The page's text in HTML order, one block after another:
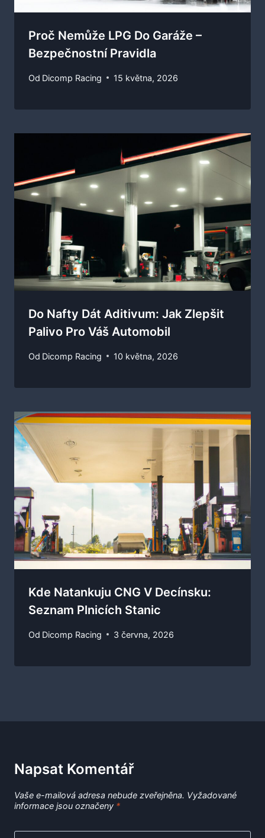
Proč Nemůže LPG Do Garáže –
Bezpečnostní Pravidla
Od Dicomp Racing 15 května, 2026
Do Nafty Dát Aditivum: Jak Zlepšit
Palivo Pro Váš Automobil
Od Dicomp Racing 10 května, 2026
Kde Natankuju CNG V Decínsku:
Seznam Plnicích Stanic
Od Dicomp Racing 3 června, 2026
Napsat Komentář
Vaše e-mailová adresa nebude zveřejněna. Vyžadované
informace jsou označeny *